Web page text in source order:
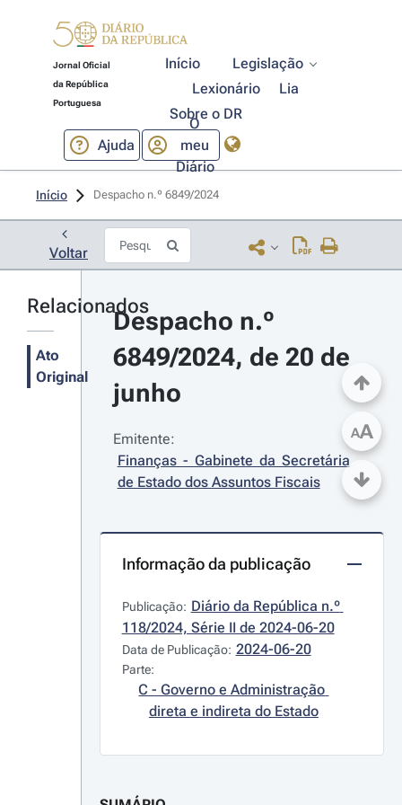
Jornal Oficial
da República
Portuguesa
Início
Legislação
Lexionário
Lia
Sobre o DR
Ajuda
O
meu
Diário
Início Despacho n.º 6849/2024
Voltar
Relacionados
Ato
Original
Despacho n.º
6849/2024, de 20 de
junho
Emitente:
Finanças - Gabinete da Secretária
de Estado dos Assuntos Fiscais
Informação da publicação
Publicação: Diário da República n.º
118/2024, Série II de 2024-06-20
Data de Publicação: 2024-06-20
Parte:
C - Governo e Administração
direta e indireta do Estado
AA